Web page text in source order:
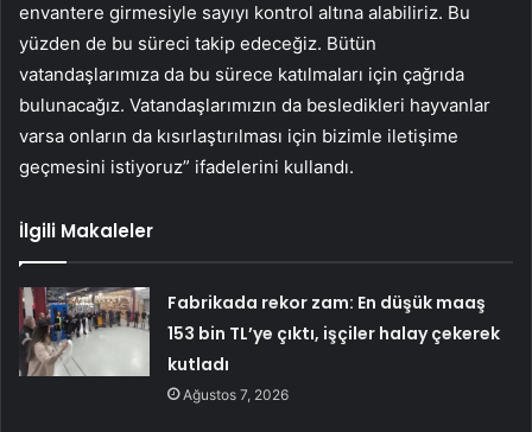
envantere girmesiyle sayıyı kontrol altına alabiliriz. Bu
yüzden de bu süreci takip edeceğiz. Bütün
vatandaşlarımıza da bu sürece katılmaları için çağrıda
bulunacağız. Vatandaşlarımızın da besledikleri hayvanlar
varsa onların da kısırlaştırılması için bizimle iletişime
geçmesini istiyoruz” ifadelerini kullandı.
İlgili Makaleler
Fabrikada rekor zam: En düşük maaş
153 bin TL’ye çıktı, işçiler halay çekerek
kutladı
Ağustos 7, 2026